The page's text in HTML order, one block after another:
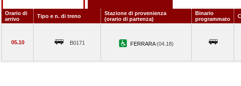
Orario di
arrivo
Tipo e n. di treno
Stazione di provenienza
(orario di partenza)
Binario
programmato
05.10 B0171 FERRARA(04.18)